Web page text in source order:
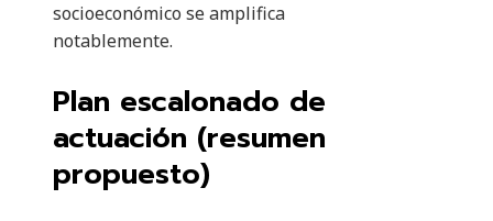
socioeconómico se amplifica
notablemente.
Plan escalonado de
actuación (resumen
propuesto)